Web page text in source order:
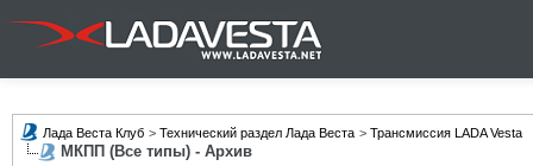
Лада Веста Клуб > Технический раздел Лада Веста > Трансмиссия LADA Vesta
МКПП (Все типы) - Архив